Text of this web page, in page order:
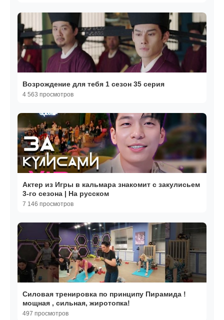
Возрождение для тебя 1 сезон 35 серия
4 563 просмотров
Актер из Игры в кальмара знакомит с закулисьем
3-го сезона | На русском
7 146 просмотров
Силовая тренировка по принципу Пирамида !
мощная , сильная, жиротопка!
497 просмотров